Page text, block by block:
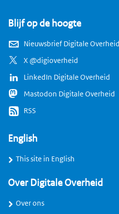
Blijf op de hoogte
Nieuwsbrief Digitale Overheid
X @digioverheid
LinkedIn Digitale Overheid
Mastodon Digitale Overheid
RSS
English
This site in English
Over Digitale Overheid
Over ons